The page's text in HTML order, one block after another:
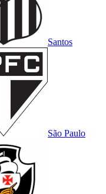
Santos
São Paulo